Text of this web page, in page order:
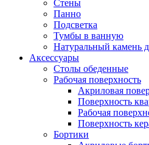
Стены
Панно
Подсветка
Тумбы в ванную
Натуральный камень
Аксессуары
Столы обеденные
Рабочая поверхность
Акриловая
Поверхность
Рабочая
Поверхность
Бортики